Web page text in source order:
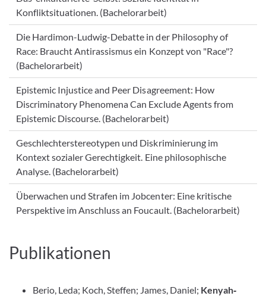
Konfliktsituationen. (Bachelorarbeit)
Die Hardimon-Ludwig-Debatte in der Philosophy of
Race: Braucht Antirassismus ein Konzept von "Race"?
(Bachelorarbeit)
Epistemic Injustice and Peer Disagreement: How
Discriminatory Phenomena Can Exclude Agents from
Epistemic Discourse. (Bachelorarbeit)
Geschlechterstereotypen und Diskriminierung im
Kontext sozialer Gerechtigkeit. Eine philosophische
Analyse. (Bachelorarbeit)
Überwachen und Strafen im Jobcenter: Eine kritische
Perspektive im Anschluss an Foucault. (Bachelorarbeit)
Publikationen
Berio, Leda; Koch, Steffen; James, Daniel; Kenyah‐